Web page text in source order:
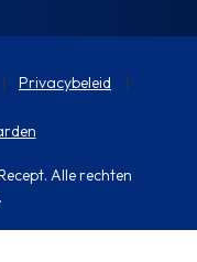
Privacybeleid
Alle rechten